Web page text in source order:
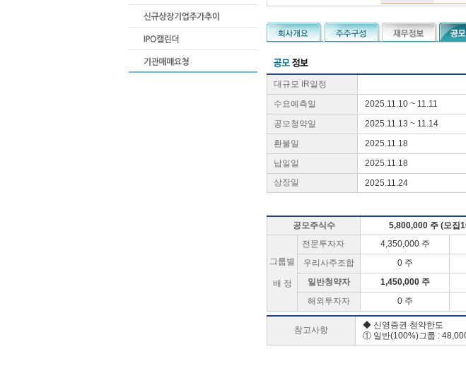
대규모 IR일정
수요예측일
2025.11.10 ~ 11.11
공모청약일
2025.11.13 ~ 11.14
환불일
2025.11.18
납일일
2025.11.18
상장일
2025.11.24
공모주식수 5,800,000 주 (모집
그룹별
배 정
전문투자자 4,350,000 주
우리사주조합
0 주
일반청약자
1,450,000 주
해외투자자
0 주
참고사항
◆ 신영증권 청약한도
① 일반(100%)그룹 :